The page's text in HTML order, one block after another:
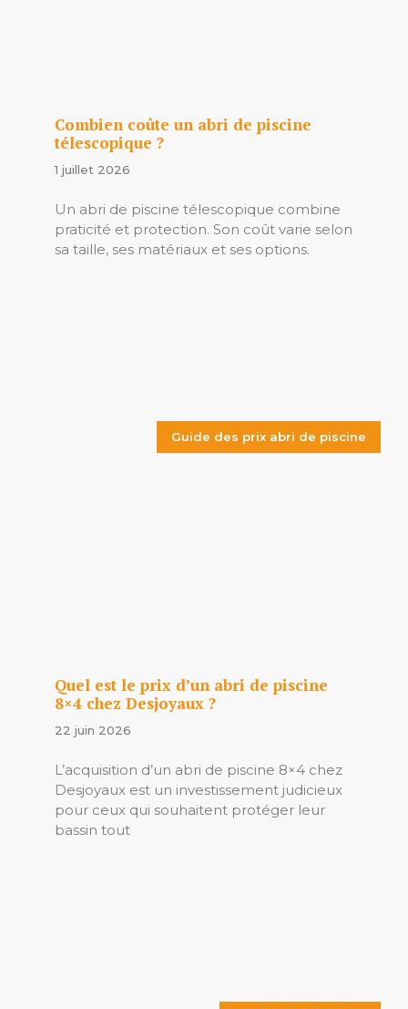
Combien coûte un abri de piscine
télescopique ?
1 juillet 2026
Un abri de piscine télescopique combine
praticité et protection. Son coût varie selon
sa taille, ses matériaux et ses options.
Guide des prix abri de piscine
Quel est le prix d’un abri de piscine
8×4 chez Desjoyaux ?
22 juin 2026
L’acquisition d’un abri de piscine 8×4 chez
Desjoyaux est un investissement judicieux
pour ceux qui souhaitent protéger leur
bassin tout